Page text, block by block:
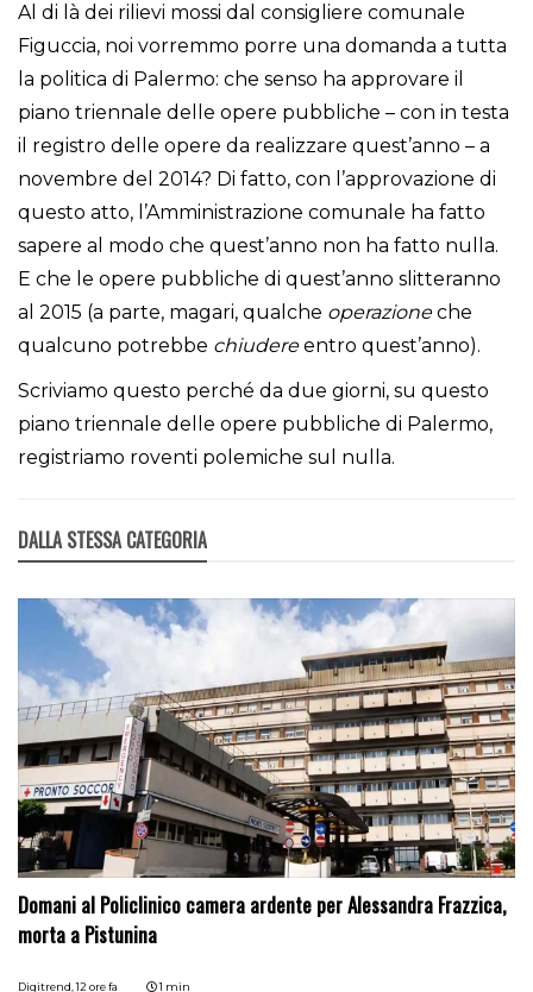
Al di là dei rilievi mossi dal consigliere comunale
Figuccia, noi vorremmo porre una domanda a tutta
la politica di Palermo: che senso ha approvare il
piano triennale delle opere pubbliche – con in testa
il registro delle opere da realizzare quest’anno – a
novembre del 2014? Di fatto, con l’approvazione di
questo atto, l’Amministrazione comunale ha fatto
sapere al modo che quest’anno non ha fatto nulla.
E che le opere pubbliche di quest’anno slitteranno
al 2015 (a parte, magari, qualche operazioneche
qualcuno potrebbe chiudereentro quest’anno).
Scriviamo questo perché da due giorni, su questo
piano triennale delle opere pubbliche di Palermo,
registriamo roventi polemiche sul nulla.
DALLA STESSA CATEGORIA
Domani al Policlinico camera ardente per Alessandra Frazzica,
morta a Pistunina
Digitrend,12 ore fa 1 min